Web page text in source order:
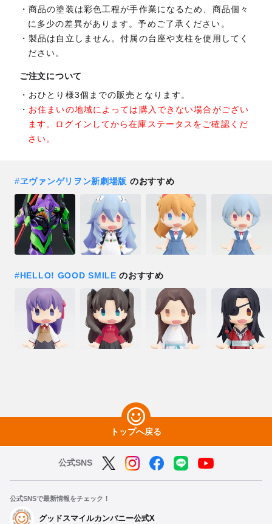
商品の塗装は彩色工程が手作業になるため、商品個々
に多少の差異があります。予めご了承ください。
製品は自立しません。付属の台座や支柱を使用してく
ださい。
ご注文について
おひとり様3個までの販売となります。
お住まいの地域によっては購入できない場合がござい
ます。ログインしてから在庫ステータスをご確認くだ
さい。
#ヱヴァンゲリヲン新劇場版 のおすすめ
#HELLO! GOOD SMILE のおすすめ
トップへ戻る
公式SNS
公式SNSで最新情報をチェック！
グッドスマイルカンパニー公式X